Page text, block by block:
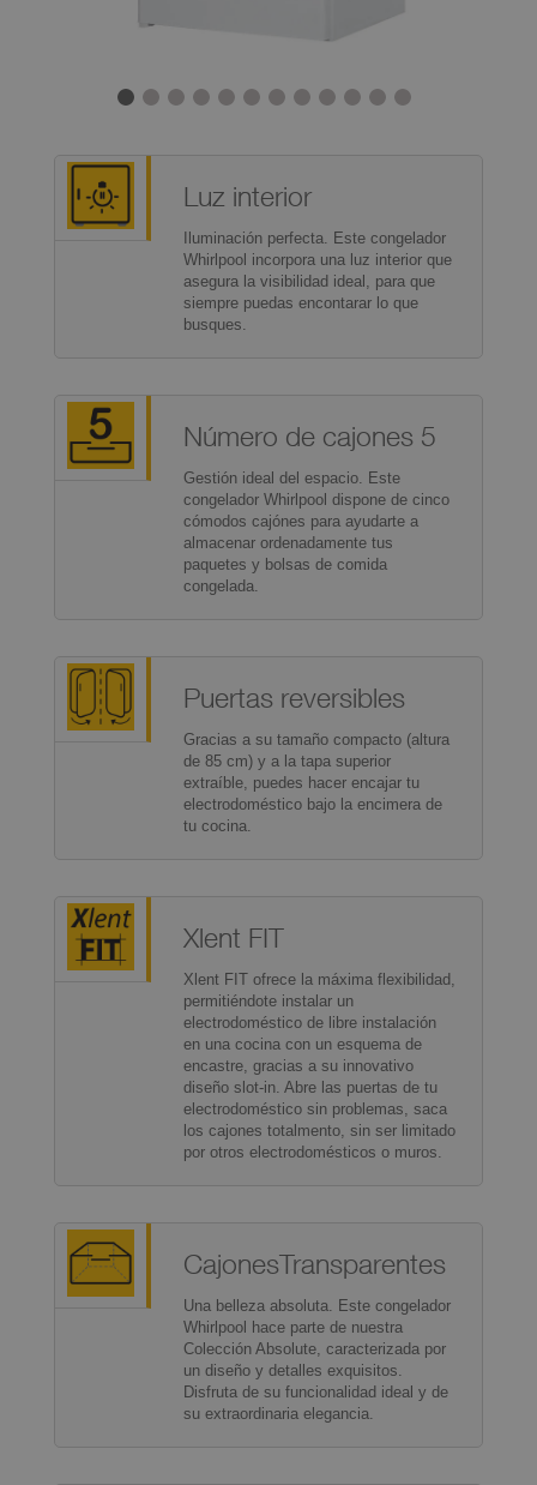
Whirlpool incorpora una luz interior que
asegura la visibilidad ideal, para que
siempre puedas encontarar lo que
busques.
Gestión ideal del espacio. Este
congelador Whirlpool dispone de cinco
cómodos cajónes para ayudarte a
almacenar ordenadamente tus
paquetes y bolsas de comida
congelada.
de 85 cm) y a la tapa superior
extraíble, puedes hacer encajar tu
electrodoméstico bajo la encimera de
tu cocina.
permitiéndote instalar un
electrodoméstico de libre instalación
en una cocina con un esquema de
encastre, gracias a su innovativo
diseño slot-in. Abre las puertas de tu
electrodoméstico sin problemas, saca
los cajones totalmento, sin ser limitado
por otros electrodomésticos o muros.
Una belleza absoluta. Este congelador
Whirlpool hace parte de nuestra
Colección Absolute, caracterizada por
un diseño y detalles exquisitos.
Disfruta de su funcionalidad ideal y de
su extraordinaria elegancia.